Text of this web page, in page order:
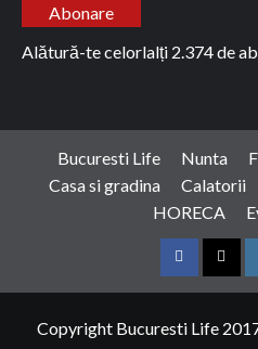
Abonare
Alătură-te celorlalți 2.374 de
Bucuresti Life Nunta
Casa si gradina
Calatorii
HORECA
Facebook
Copyright Bucuresti Life